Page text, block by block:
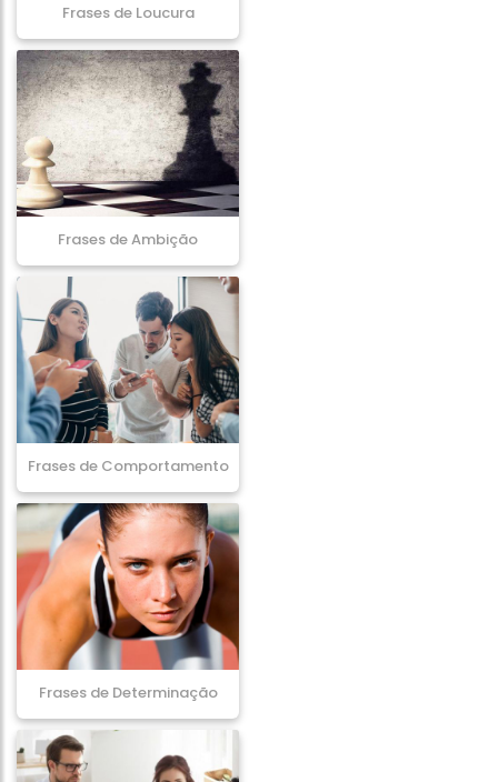
Frases de Loucura
Frases de Ambição
Frases de Comportamento
Frases de Determinação